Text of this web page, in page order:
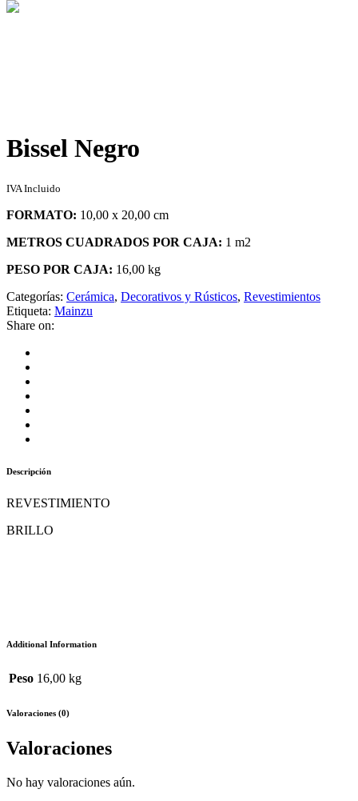
Bissel Negro
IVA Incluido
FORMATO: 10,00 x 20,00 cm
METROS CUADRADOS POR CAJA: 1 m2
PESO POR CAJA: 16,00 kg
Categorías: Cerámica, Decorativos y Rústicos, Revestimientos
Etiqueta: Mainzu
Share on:
Descripción
REVESTIMIENTO
BRILLO
Additional Information
Peso 16,00 kg
Valoraciones (0)
Valoraciones
No hay valoraciones aún.